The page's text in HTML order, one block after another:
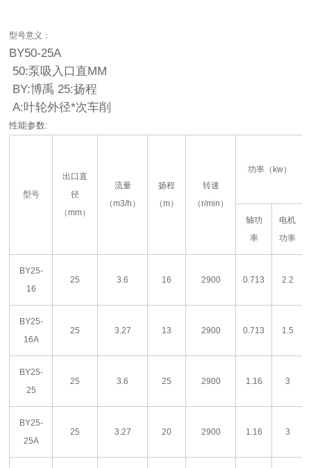
型号意义：
BY50-25A
50:泵吸入口直MM
BY:博禹 25:扬程
A:叶轮外径*次车削
性能参数:
型号
出口直
径
（mm）
流量
（m3/h）
扬程
（m）
转速
（r/min）
功率（kw）
轴功
率
电机
功率
BY25-
16
25 3.6 16 2900 0.713 2.2
BY25-
16A
25 3.27 13 2900 0.713 1.5
BY25-
25
25 3.6 25 2900 1.16 3
BY25-
25A
25 3.27 20 2900 1.16 3